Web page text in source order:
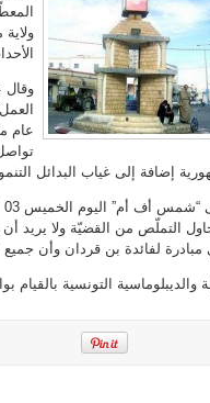
وقال
عام
إضافة إلى غياب البدائل
التملّص من القضيّة ولا يريد
لفائدة بن قردان وأن
التونسية بالقيام